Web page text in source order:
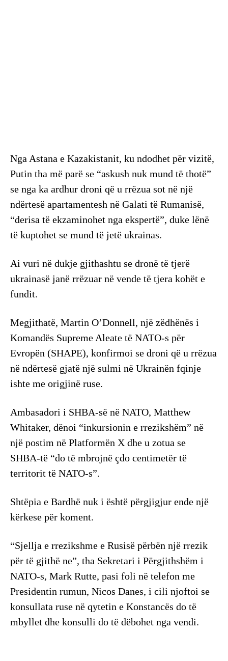
Nga Astana e Kazakistanit, ku ndodhet për vizitë,
Putin tha më parë se “askush nuk mund të thotë”
se nga ka ardhur droni që u rrëzua sot në një
ndërtesë apartamentesh në Galati të Rumanisë,
“derisa të ekzaminohet nga ekspertë”, duke lënë
të kuptohet se mund të jetë ukrainas.
Ai vuri në dukje gjithashtu se dronë të tjerë
ukrainasë janë rrëzuar në vende të tjera kohët e
fundit.
Megjithatë, Martin O’Donnell, një zëdhënës i
Komandës Supreme Aleate të NATO-s për
Evropën (SHAPE), konfirmoi se droni që u rrëzua
në ndërtesë gjatë një sulmi në Ukrainën fqinje
ishte me origjinë ruse.
Ambasadori i SHBA-së në NATO, Matthew
Whitaker, dënoi “inkursionin e rrezikshëm” në
një postim në Platformën X dhe u zotua se
SHBA-të “do të mbrojnë çdo centimetër të
territorit të NATO-s”.
Shtëpia e Bardhë nuk i është përgjigjur ende një
kërkese për koment.
“Sjellja e rrezikshme e Rusisë përbën një rrezik
për të gjithë ne”, tha Sekretari i Përgjithshëm i
NATO-s, Mark Rutte, pasi foli në telefon me
Presidentin rumun, Nicos Danes, i cili njoftoi se
konsullata ruse në qytetin e Konstancës do të
mbyllet dhe konsulli do të dëbohet nga vendi.